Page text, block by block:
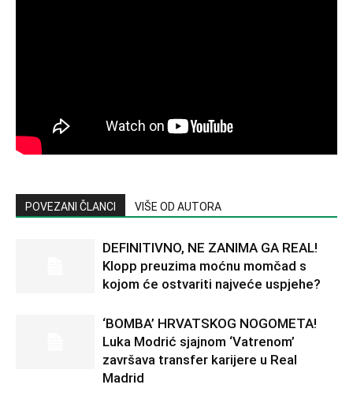
POVEZANI ČLANCI VIŠE OD AUTORA
DEFINITIVNO, NE ZANIMA GA REAL!
Klopp preuzima moćnu momčad s
kojom će ostvariti najveće uspjehe?
‘BOMBA’ HRVATSKOG NOGOMETA!
Luka Modrić sjajnom ‘Vatrenom’
završava transfer karijere u Real
Madrid